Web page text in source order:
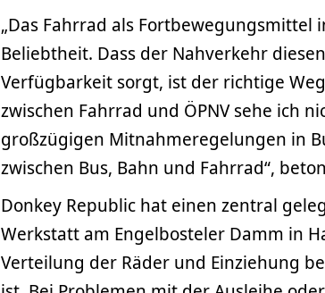
„Das Fahrrad als
Beliebtheit. Dass der Nahverkehr
Verfügbarkeit sorgt, ist der richtige
zwischen Fahrrad und ÖPNV sehe ich
großzügigen Mitnahmeregelungen in
zwischen Bus, Bahn und Fahrrad“,
Donkey Republic hat einen zentral
Werkstatt am Engelbosteler Damm in
Verteilung der Räder und Einziehung